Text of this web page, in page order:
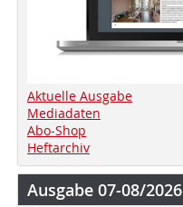
Aktuelle Ausgabe
Mediadaten
Abo-Shop
Heftarchiv
Ausgabe 07-08/2026